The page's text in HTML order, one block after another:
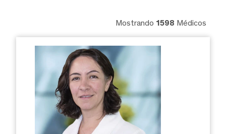
Mostrando 1598 Médicos